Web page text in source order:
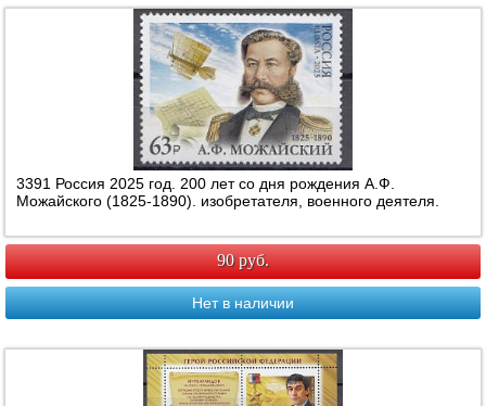
3391 Россия 2025 год. 200 лет со дня рождения А.Ф.
Можайского (1825-1890). изобретателя, военного деятеля.
90 руб.
Нет в наличии